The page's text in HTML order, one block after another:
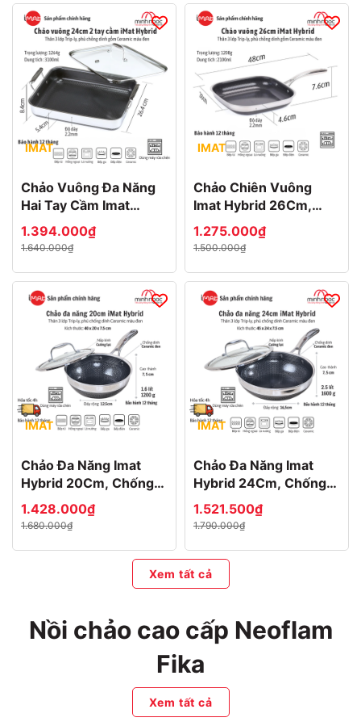
IMAT
Chảo Vuông Đa Năng
Hai Tay Cầm Imat
Hybrid 24Cm, Chống
Dính Ceramic Đen
1.394.000₫
1.640.000₫
IMAT
Chảo Chiên Vuông
Imat Hybrid 26Cm,
Chống Dính Ceramic
Đen
1.275.000₫
1.500.000₫
IMAT
Chảo Đa Năng Imat
Hybrid 20Cm, Chống
Dính Ceramic Đen
1.428.000₫
1.680.000₫
IMAT
Chảo Đa Năng Imat
Hybrid 24Cm, Chống
Dính Ceramic Đen
1.521.500₫
1.790.000₫
Xem tất cả
Nồi chảo cao cấp Neoflam
Fika
Xem tất cả